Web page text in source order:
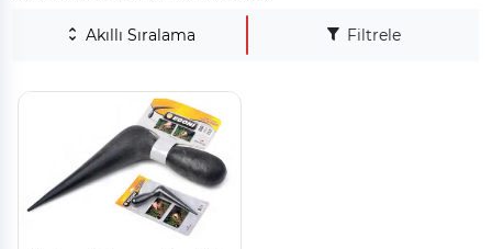
Akıllı Sıralama Filtrele